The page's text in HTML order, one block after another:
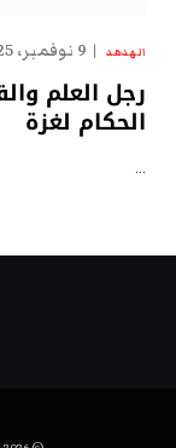
الهدهد 9 نوفمبر، 2025
رجل العلم
الحكام لغزة
…